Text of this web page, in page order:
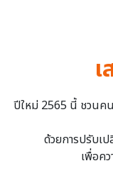
ปีใหม่ 2565 นี้ ชวนค
ด้วยการปรับเ
เพื่อค